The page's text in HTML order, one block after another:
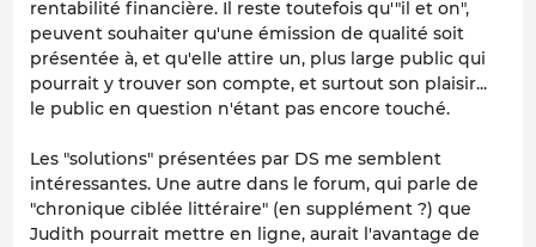
rentabilité financière. Il reste toutefois qu'"il et on",
peuvent souhaiter qu'une émission de qualité soit
présentée à, et qu'elle attire un, plus large public qui
pourrait y trouver son compte, et surtout son plaisir...
le public en question n'étant pas encore touché.
Les "solutions" présentées par DS me semblent
intéressantes. Une autre dans le forum, qui parle de
"chronique ciblée littéraire" (en supplément ?) que
Judith pourrait mettre en ligne, aurait l'avantage de